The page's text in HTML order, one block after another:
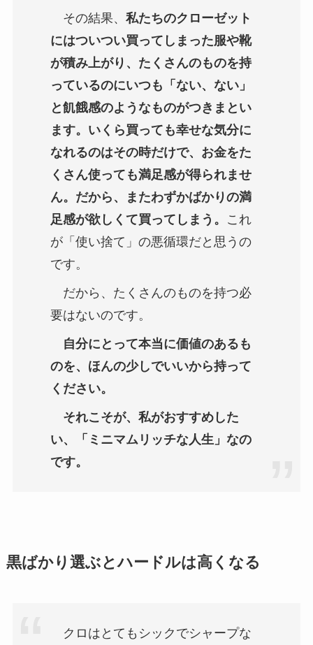
その結果、 私たちのクローゼット
にはついつい買ってしまった服や靴
が積み上がり、たくさんのものを持
っているのにいつも「ない、ない」
と飢餓感のようなものがつきまとい
ます。いくら買っても幸せな気分に
なれるのはその時だけで、お金をた
くさん使っても満足感が得られませ
ん。だから、またわずかばかりの満
足感が欲しくて買ってしまう。
これ
が「使い捨て」の悪循環だと思うの
です。
だから、たくさんのものを持つ必
要はないのです。
自分にとって本当に価値のあるも
のを、ほんの少しでいいから持って
ください。
それこそが、私がおすすめした
い、「ミニマムリッチな人生」なの
です。
黒ばかり選ぶとハードルは高くなる
クロはとてもシックでシャープな